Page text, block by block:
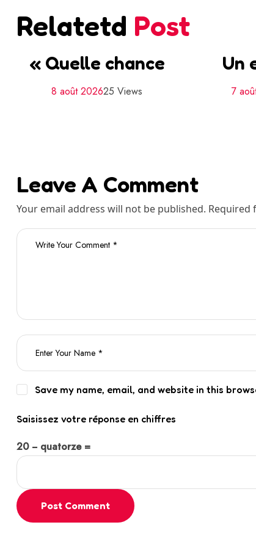
Relatetd Post
« Quelle chance
8 août 202625 Views
Un
7
Leave A Comment
Your email address will not be published. Required
Save my name, email, and website in this
Saisissez votre réponse en chiffres
20 − quatorze =
Post Comment